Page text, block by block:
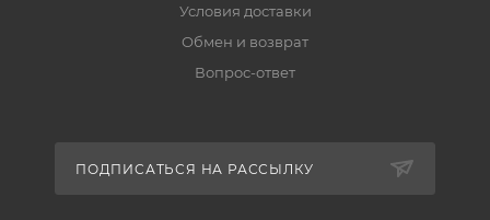
Условия доставки
Обмен и возврат
Вопрос-ответ
ПОДПИСАТЬСЯ НА РАССЫЛКУ